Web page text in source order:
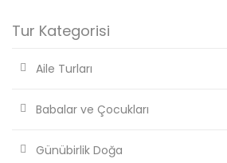
Tur Kategorisi
Aile Turları
Babalar ve Çocukları
Günübirlik Doğa